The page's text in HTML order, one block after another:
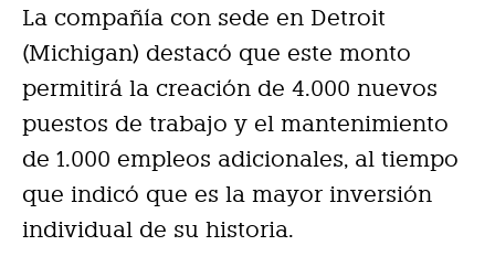
La compañía con sede en Detroit
(Michigan) destacó que este monto
permitirá la creación de 4.000 nuevos
puestos de trabajo y el mantenimiento
de 1.000 empleos adicionales, al tiempo
que indicó que es la mayor inversión
individual de su historia.